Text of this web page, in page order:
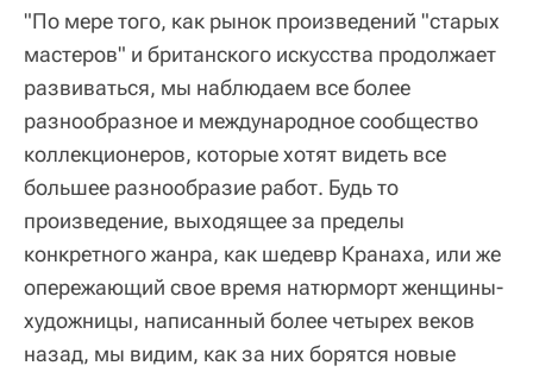
"По мере того, как рынок произведений "старых
мастеров" и британского искусства продолжает
развиваться, мы наблюдаем все более
разнообразное и международное сообщество
коллекционеров, которые хотят видеть все
большее разнообразие работ. Будь то
произведение, выходящее за пределы
конкретного жанра, как шедевр Кранаха, или же
опережающий свое время натюрморт женщины-
художницы, написанный более четырех веков
назад, мы видим, как за них борятся новые